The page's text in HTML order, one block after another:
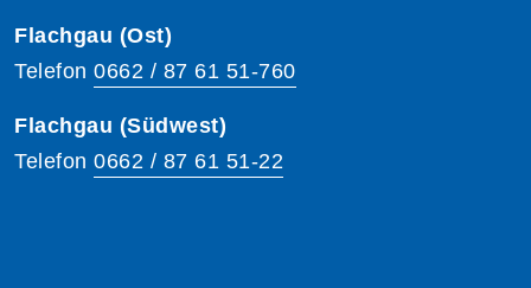
Flachgau (Ost)
Telefon 0662 / 87 61 51-760
Flachgau (Südwest)
Telefon 0662 / 87 61 51-22